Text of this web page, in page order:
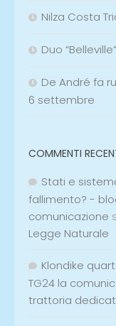
Nilza Costa
Duo
De André fa
6 settembre
COMMENTI
Stati e
fallimento? -
comunicazione
Legge Naturale
Klondike
TG24 la
trattoria